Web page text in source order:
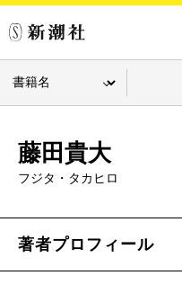
藤田貴大
フジタ・タカヒロ
著者プロフィール